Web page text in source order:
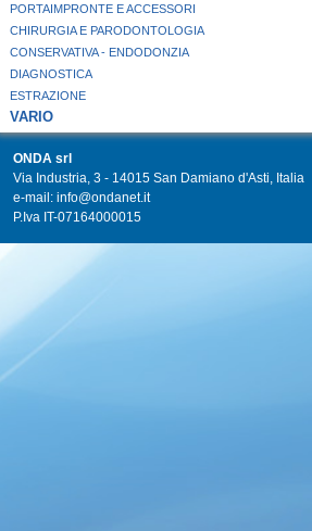
PORTAIMPRONTE E ACCESSORI
CHIRURGIA E PARODONTOLOGIA
CONSERVATIVA - ENDODONZIA
DIAGNOSTICA
ESTRAZIONE
VARIO
ONDA srl
Via Industria, 3 - 14015 San Damiano d'Asti, Italia
e-mail: info@ondanet.it
P.Iva IT-07164000015